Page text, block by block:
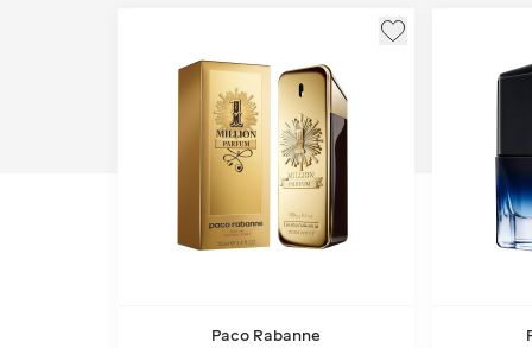
Paco Rabanne